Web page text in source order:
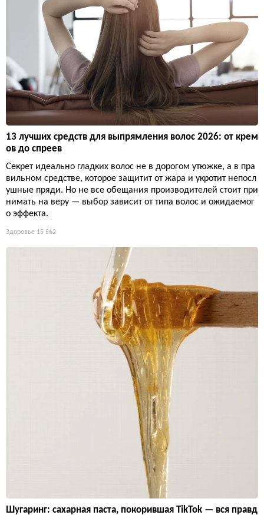
13 лучших средств для выпрямления волос 2026: от крем
ов до спреев
Секрет идеально гладких волос не в дорогом утюжке, а в пра
вильном средстве, которое защитит от жара и укротит непосл
ушные пряди. Но не все обещания производителей стоит при
нимать на веру — выбор зависит от типа волос и ожидаемог
о эффекта.
Здоровье 15 562
Шугаринг: сахарная паста, покорившая TikTok — вся правд